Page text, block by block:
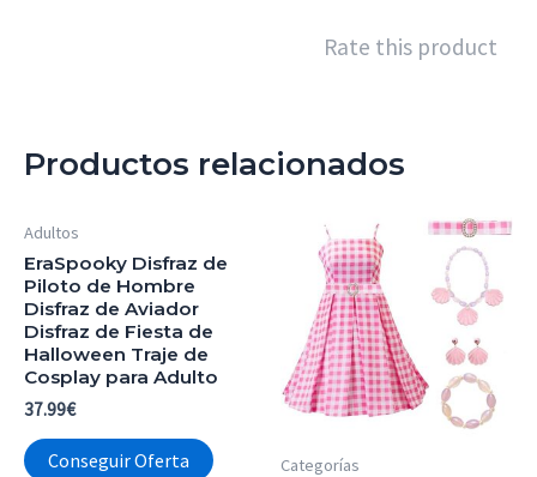
Rate this product
Productos relacionados
Adultos
EraSpooky Disfraz de
Piloto de Hombre
Disfraz de Aviador
Disfraz de Fiesta de
Halloween Traje de
Cosplay para Adulto
37.99€
Conseguir Oferta Categorías